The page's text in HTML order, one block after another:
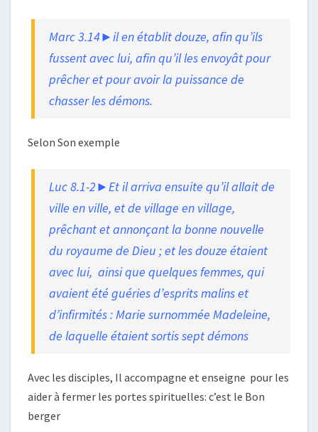
Marc 3.14►il en établit douze, afin qu’ils
fussent avec lui, afin qu’il les envoyât pour
prêcher et pour avoir la puissance de
chasser les démons.
Selon Son exemple
Luc 8.1-2►Et il arriva ensuite qu’il allait de
ville en ville, et de village en village,
prêchant et annonçant la bonne nouvelle
du royaume de Dieu ; et les douze étaient
avec lui, ainsi que quelques femmes, qui
avaient été guéries d’esprits malins et
d’infirmités : Marie surnommée Madeleine,
de laquelle étaient sortis sept démons
Avec les disciples, Il accompagne et enseigne pour les
aider à fermer les portes spirituelles: c’est le Bon
berger